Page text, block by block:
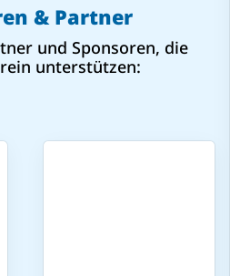
& Partner
und Sponsoren, die
unterstützen: